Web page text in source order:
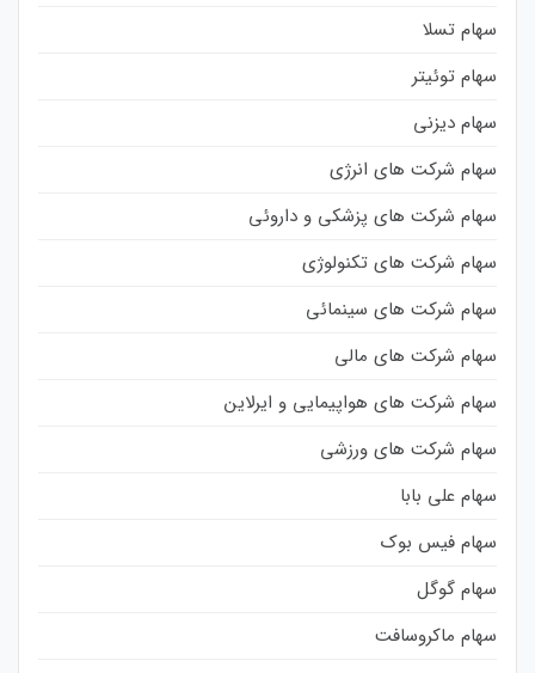
سهام تسلا
سهام توئیتر
سهام دیزنی
سهام شرکت های انرژی
سهام شرکت های پزشکی و داروئی
سهام شرکت های تکنولوژی
سهام شرکت های سینمائی
سهام شرکت های مالی
سهام شرکت های هواپیمایی و ایرلاین
سهام شرکت های ورزشی
سهام علی بابا
سهام فیس بوک
سهام گوگل
سهام ماکروسافت